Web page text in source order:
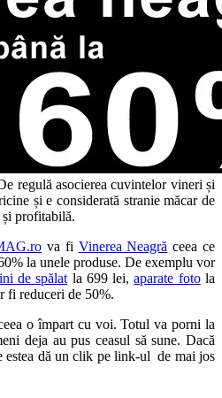
regulă asocierea cuvintelor vineri și
și e considerată stranie măcar de
și profitabilă.
va fi Vinerea Neagră ceea ce
la unele produse. De exemplu vor
de spălat la 699 lei,aparate fotola
fi reduceri de 50%.
o împart cu voi. Totul va porni la
deja au pus ceasul să sune. Dacă
estea dă un clik pe link-ul de mai jos